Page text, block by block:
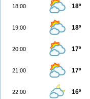
18:00 18º
19:00 18º
20:00 17º
21:00 17º
22:00 16º